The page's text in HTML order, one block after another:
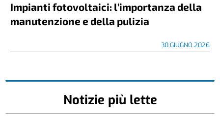
Impianti fotovoltaici: l’importanza della
manutenzione e della pulizia
30 GIUGNO 2026
Notizie più lette